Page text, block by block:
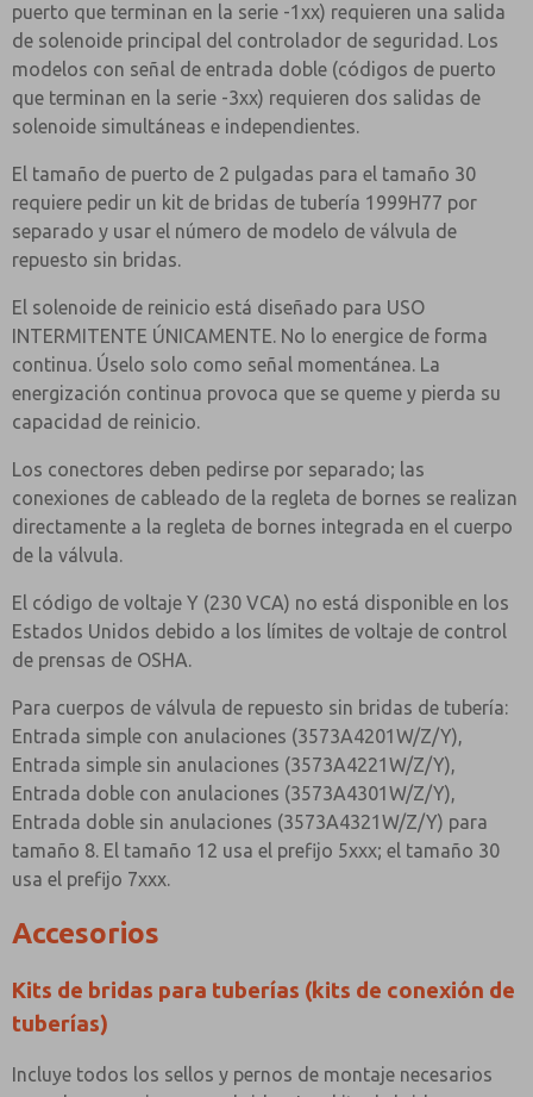
puerto que terminan en la serie -1xx) requieren una salida
de solenoide principal del controlador de seguridad. Los
modelos con señal de entrada doble (códigos de puerto
que terminan en la serie -3xx) requieren dos salidas de
solenoide simultáneas e independientes.
El tamaño de puerto de 2 pulgadas para el tamaño 30
requiere pedir un kit de bridas de tubería 1999H77 por
separado y usar el número de modelo de válvula de
repuesto sin bridas.
El solenoide de reinicio está diseñado para USO
INTERMITENTE ÚNICAMENTE. No lo energice de forma
continua. Úselo solo como señal momentánea. La
energización continua provoca que se queme y pierda su
capacidad de reinicio.
Los conectores deben pedirse por separado; las
conexiones de cableado de la regleta de bornes se realizan
directamente a la regleta de bornes integrada en el cuerpo
de la válvula.
El código de voltaje Y (230 VCA) no está disponible en los
Estados Unidos debido a los límites de voltaje de control
de prensas de OSHA.
Para cuerpos de válvula de repuesto sin bridas de tubería:
Entrada simple con anulaciones (3573A4201W/Z/Y),
Entrada simple sin anulaciones (3573A4221W/Z/Y),
Entrada doble con anulaciones (3573A4301W/Z/Y),
Entrada doble sin anulaciones (3573A4321W/Z/Y) para
tamaño 8. El tamaño 12 usa el prefijo 5xxx; el tamaño 30
usa el prefijo 7xxx.
Accesorios
Kits de bridas para tuberías (kits de conexión de
tuberías)
Incluye todos los sellos y pernos de montaje necesarios